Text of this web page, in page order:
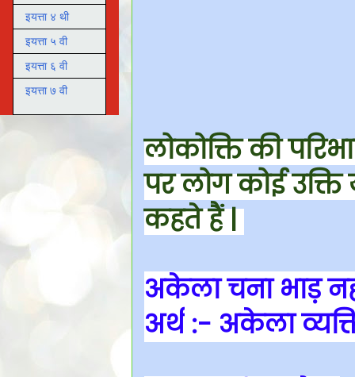
लोकोक्ति की
पर लोग कोई
कहते हैं |
अकेला चना भाड़
अर्थ :- अकेला
इयत्ता ४ थी
इयत्ता ५ वी
इयत्ता ६ वी
इयत्ता ७ वी